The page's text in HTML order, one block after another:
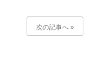
次の記事へ »